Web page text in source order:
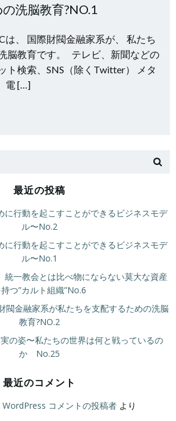
洗脳教育?NO.1
は、 国際財閥金融家系が、 私たち
脳教育です。 テレビ、新聞などの
ト検索、SNS（除くTwitter） メタ
電 […]
最近の投稿
に行動を起こすことができるビジネスモデ
ル〜No.2
に行動を起こすことができるビジネスモデ
ル〜No.1
統一教会とは比べ物にならない莫大な資産
つ”カルト組織”No.6
閥金融家系が私たちを支配するための洗脳
教育?NO.2
の姿〜私たちの世界は何と戦っているの
か No.25
最近のコメント
WordPress コメントの投稿者より